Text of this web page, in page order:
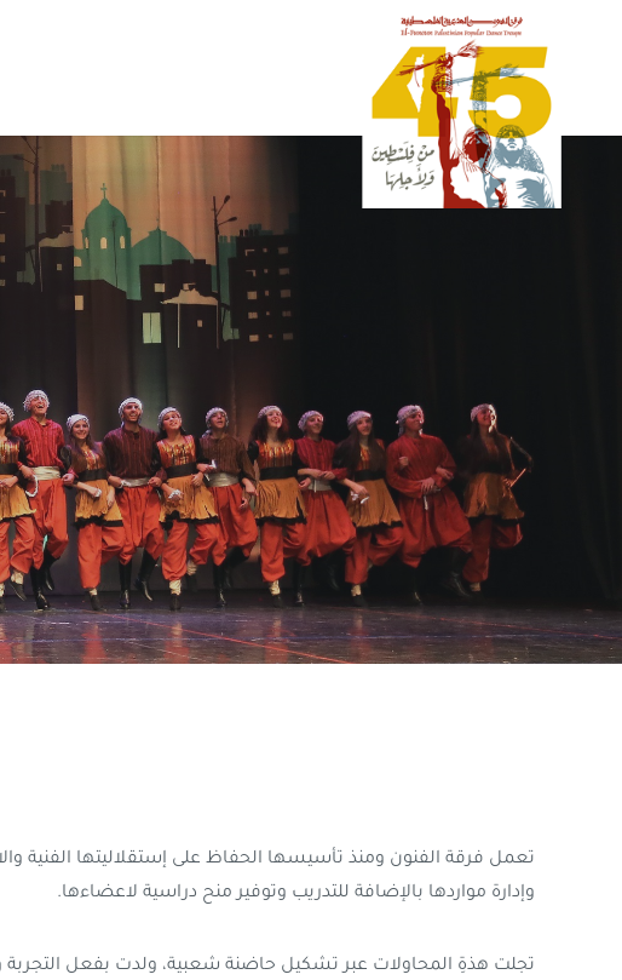
تعمل فرقة الفنون ومنذ تأسيسها الحفاظ على إستقلاليتها الفنية
وإدارة مواردها بالإضافة للتدريب وتوفير منح دراسية لاعضاءها.
تجلت هذةِ المحاولات عبر تشكيل حاضنة شعبية، ولدت بفعل التجربة